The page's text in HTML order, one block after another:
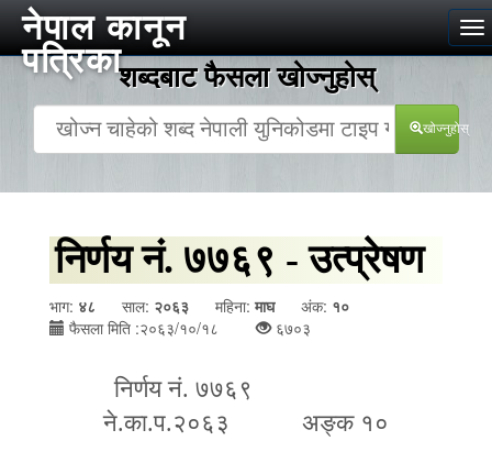
नेपाल कानून
पत्रिकाशब्दबाट फैसला खोज्‍नुहोस्
खोज्‍नुहोस्
निर्णय नं. ७७६९ - उत्प्रेषण
भाग: ४८ साल: २०६३ महिना:माघ अंक: १०
फैसला मिति :२०६३/१०/१८
६७०३
निर्णय नं. ७७६९
ने.का.प.२०६३ अङ्क १०